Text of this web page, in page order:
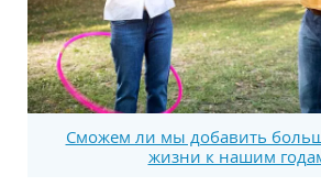
Сможем ли мы добавить
жизни к нашим